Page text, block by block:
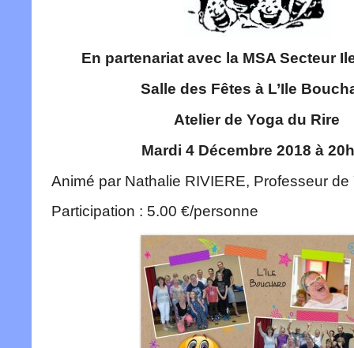
En partenariat avec la MSA Secteur
Salle des Fêtes à L’Ile
Atelier de Yoga du Rire
Mardi 4 Décembre 2018 à
Animé par Nathalie RIVIERE, Professeur de
Participation : 5.00 €/personne